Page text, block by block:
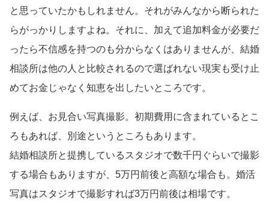
と思っていたかもしれません。それがみんなから断られた
らがっかりしますよね。それに、加えて追加料金が必要だ
ったら不信感を持つのも分からなくはありませんが、結婚
相談所は他の人と比較されるので選ばれない現実も受け止
めてお金じゃなく知恵を出したいところです。
例えば、お見合い写真撮影。初期費用に含まれているとこ
ろもあれば、別途というところもあります。
結婚相談所と提携しているスタジオで数千円ぐらいで撮影
する場合もありますが、5万円前後と高額な場合も。婚活
写真はスタジオで撮影すれば3万円前後は相場です。